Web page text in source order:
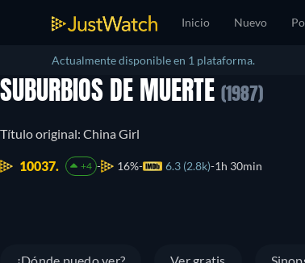
Inicio Nuevo
Actualmente disponible en 1 plataforma.
SUBURBIOS DE MUERTE (1987)
Título original: China Girl
10037. +4 16% 6.3 (2.8k) 1h 30min